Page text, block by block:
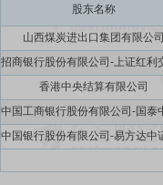
股东名称
山西煤炭进出口集团有限公司
香港中央结算有限公司